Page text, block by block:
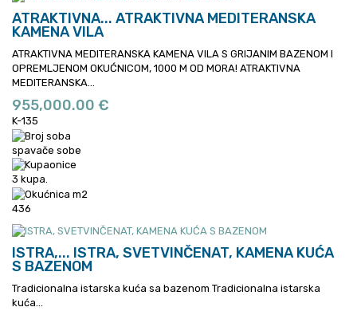
ATRAKTIVNA... ATRAKTIVNA MEDITERANSKA
KAMENA VILA
ATRAKTIVNA MEDITERANSKA KAMENA VILA S GRIJANIM BAZENOM I
OPREMLJENOM OKUĆNICOM, 1000 M OD MORA! ATRAKTIVNA
MEDITERANSKA...
955,000.00 €
K-135
spavače sobe
3 kupa.
436
ISTRA,... ISTRA, SVETVINČENAT, KAMENA KUĆA
S BAZENOM
Tradicionalna istarska kuća sa bazenom Tradicionalna istarska
kuća...